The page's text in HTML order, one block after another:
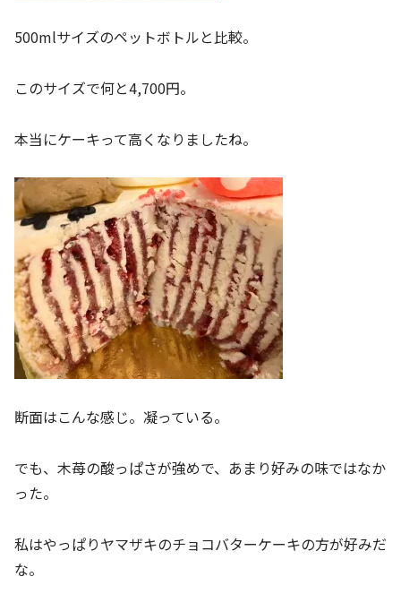
500mlサイズのペットボトルと比較。
このサイズで何と4,700円。
本当にケーキって高くなりましたね。
断面はこんな感じ。凝っている。
でも、木苺の酸っぱさが強めで、あまり好みの味ではなか
った。
私はやっぱりヤマザキのチョコバターケーキの方が好みだ
な。